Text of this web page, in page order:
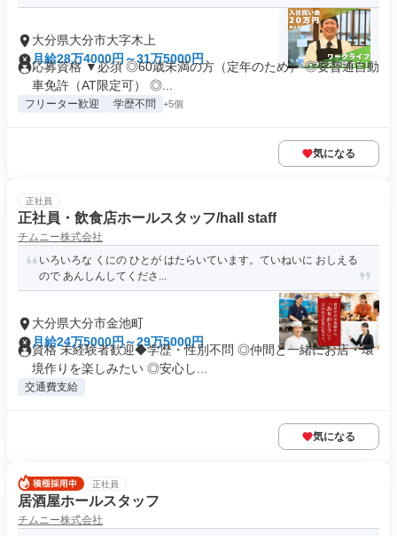
大分県大分市大字木上
月給28万4000円～31万5000円
応募資格 ▼必須 ◎60歳未満の方（定年のため） ◎要普通自動
車免許（AT限定可） ◎...
フリーター歓迎 学歴不問 +5個
気になる
正社員
正社員・飲食店ホールスタッフ/hall staff
チムニー株式会社
いろいろな くにの ひとが はたらいています。ていねいに おしえる
ので あんしんしてくださ...
大分県大分市金池町
月給24万5000円～29万5000円
資格 未経験者歓迎◆学歴・性別不問 ◎仲間と一緒にお店・環
境作りを楽しみたい ◎安心し...
交通費支給
気になる
正社員
居酒屋ホールスタッフ
チムニー株式会社